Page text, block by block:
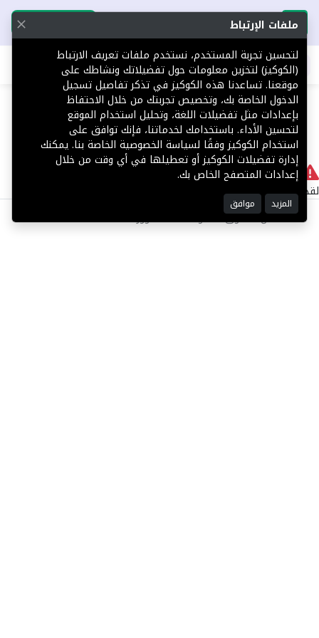
تحميل التطبيق تحميل التطبيق
اطلب عقارك
404 لا يوجد
لقد حدث خطأ داخلي أثناء معالجة طلبك.
©2025 كل الحقوق محفوظة منصة توور
ملفات الإرتباط
لتحسين تجربة المستخدم، نستخدم ملفات تعريف الارتباط
(الكوكيز) لتخزين معلومات حول تفضيلاتك ونشاطك على
موقعنا. تساعدنا هذه الكوكيز في تذكر تفاصيل تسجيل
الدخول الخاصة بك، وتخصيص تجربتك من خلال الاحتفاظ
بإعدادات مثل تفضيلات اللغة، وتحليل استخدام الموقع
لتحسين الأداء. باستخدامك لخدماتنا، فإنك توافق على
استخدام الكوكيز وفقًا لسياسة الخصوصية الخاصة بنا. يمكنك
إدارة تفضيلات الكوكيز أو تعطيلها في أي وقت من خلال
إعدادات المتصفح الخاص بك.
المزيد موافق